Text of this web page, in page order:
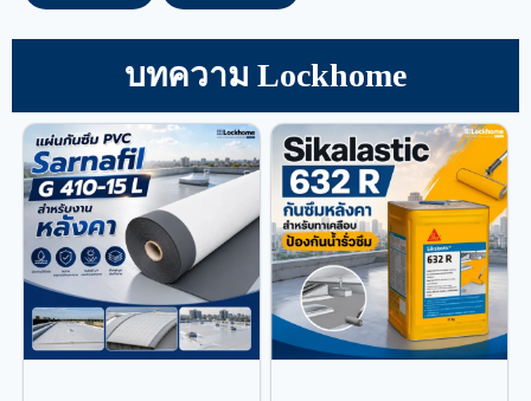
บทความ Lockhome